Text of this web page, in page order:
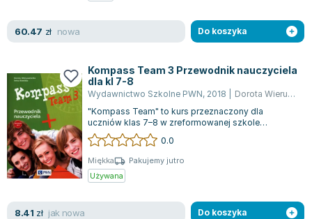
60.47 zł nowa Do koszyka
Kompass Team 3 Przewodnik nauczyciela
dla kl 7-8
Wydawnictwo Szkolne PWN, 2018
Dorota Wieruszewska
"Kompass Team" to kurs przeznaczony dla
uczniów klas 7–8 w zreformowanej szkole
podstawowej, który dostosowuje się do nowej
podsta...
0.0
Miękka
Pakujemy jutro
Używana
8.41 zł jak nowa Do koszyka